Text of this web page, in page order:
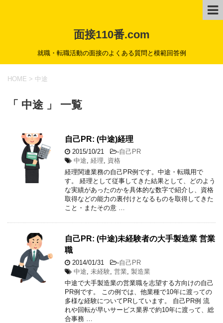
面接110番.com
就職・転職活動の面接のよくある質問と模範回答例
HOME > 中途
「 中途 」 一覧
自己PR: (中途)経理
2015/10/21 -自己PR
中途 経理
資格
経理関連業務の自己PR例です。中途・転職用で
す。 経理として従事してきた結果として、どのよう
な実績があったのかを具体的な数字で紹介し、資格
取得などの能力の裏付けとなるものを取得してきた
こと・またその意 …
自己PR: (中途)未経験者の大手製造業 営業
職
2014/01/31 -自己PR
中途
未経験 営業 製造業
中途で大手製造業の営業職を志望する方向けの自己
PR例です。 この例では、他業種で10年に渡っての
多様な経験についてPRしています。 自己PR例 流
れや回転が早いサービス業界で約10年に渡って、総
合事務 …